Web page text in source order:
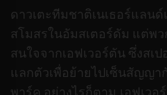
ดาวเตะทีมชาติเนเธอร์แลน
สโมสรในอัมสเตอร์ดัม แต่พ
สนใจจากเอฟเวอร์ตัน ซึ่งสเ
แลกตัวเพื่อย้ายไปเซ็นสัญญ
พาร์ค อย่างไรก็ตาม เอฟเว